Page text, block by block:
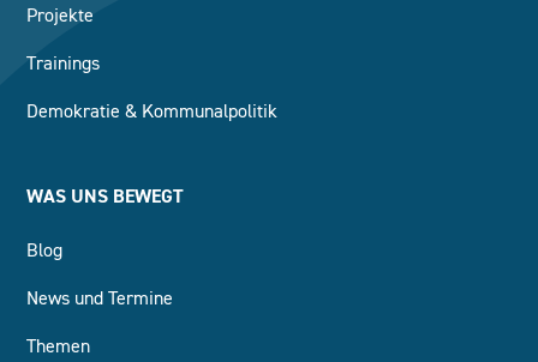
Projekte
Trainings
Demokratie & Kommunalpolitik
WAS UNS BEWEGT
Blog
News und Termine
Themen